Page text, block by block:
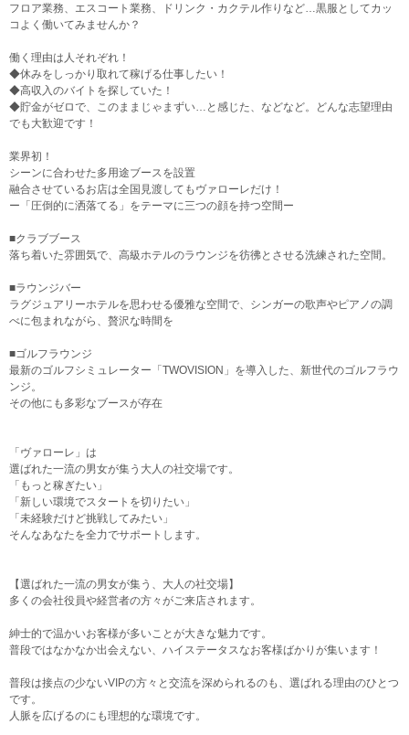
フロア業務、エスコート業務、ドリンク・カクテル作りなど…黒服としてカッ
コよく働いてみませんか？
働く理由は人それぞれ！
◆休みをしっかり取れて稼げる仕事したい！
◆高収入のバイトを探していた！
◆貯金がゼロで、このままじゃまずい…と感じた、などなど。どんな志望理由
でも大歓迎です！
業界初！
シーンに合わせた多用途ブースを設置
融合させているお店は全国見渡してもヴァローレだけ！
ー「圧倒的に洒落てる」をテーマに三つの顔を持つ空間ー
■クラブブース
落ち着いた雰囲気で、高級ホテルのラウンジを彷彿とさせる洗練された空間。
■ラウンジバー
ラグジュアリーホテルを思わせる優雅な空間で、シンガーの歌声やピアノの調
べに包まれながら、贅沢な時間を
■ゴルフラウンジ
最新のゴルフシミュレーター「TWOVISION」を導入した、新世代のゴルフラウ
ンジ。
その他にも多彩なブースが存在
「ヴァローレ」は
選ばれた一流の男女が集う大人の社交場です。
「もっと稼ぎたい」
「新しい環境でスタートを切りたい」
「未経験だけど挑戦してみたい」
そんなあなたを全力でサポートします。
【選ばれた一流の男女が集う、大人の社交場】
多くの会社役員や経営者の方々がご来店されます。
紳士的で温かいお客様が多いことが大きな魅力です。
普段ではなかなか出会えない、ハイステータスなお客様ばかりが集います！
普段は接点の少ないVIPの方々と交流を深められるのも、選ばれる理由のひとつ
です。
人脈を広げるのにも理想的な環境です。